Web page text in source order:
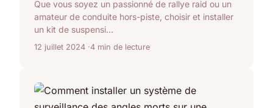
Que vous soyez un passionné de rallye raid ou un
amateur de conduite hors-piste, choisir et installer
un kit de suspensi...
12 juillet 2024 4 min de lecture